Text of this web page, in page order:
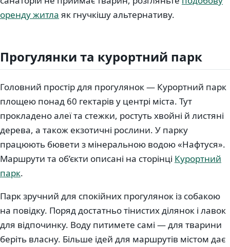
оренду житла як гнучкішу альтернативу.
Прогулянки та курортний парк
Головний простір для прогулянок — Курортний парк
площею понад 60 гектарів у центрі міста. Тут
прокладено алеї та стежки, ростуть хвойні й листяні
дерева, а також екзотичні рослини. У парку
працюють бювети з мінеральною водою «Нафтуся».
Маршрути та об’єкти описані на сторінці Курортний
парк.
Парк зручний для спокійних прогулянок із собакою
на повідку. Поряд достатньо тінистих ділянок і лавок
для відпочинку. Воду питимете самі — для тварини
беріть власну. Більше ідей для маршрутів містом дає